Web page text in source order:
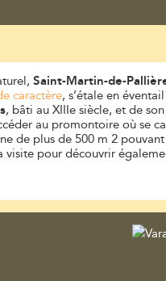
Saint-Martin-de-
caractère, s’étale en
, bâti au XIIIe siècle, et de
au promontoire où se
de plus de 500 m 2
visite pour découvrir